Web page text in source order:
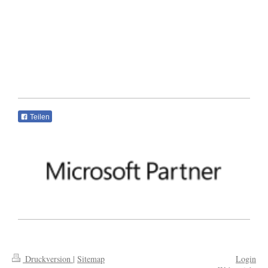
Teilen
Druckversion | Sitemap
Login